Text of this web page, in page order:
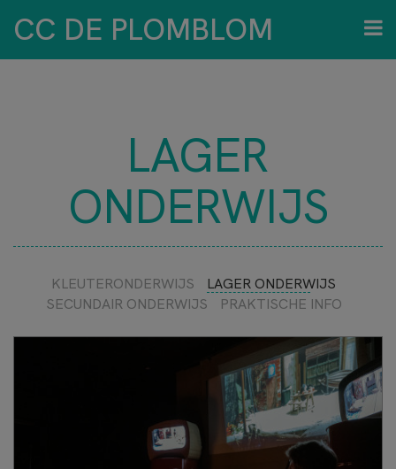
CC DE PLOMBLOM
LAGER
ONDERWIJS
KLEUTERONDERWIJS
LAGER ONDERWIJS
SECUNDAIR ONDERWIJS
PRAKTISCHE INFO